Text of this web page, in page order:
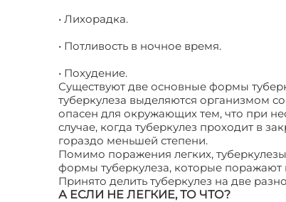
• Лихорадка.
• Потливость в ночное время.
• Похудение.
Существуют две основные формы
туберкулеза выделяются организмом
опасен для окружающих тем, что при
случае, когда туберкулез проходит в
гораздо меньшей степени.
Помимо поражения легких,
формы туберкулеза, которые поражают
Принято делить туберкулез на две
А ЕСЛИ НЕ ЛЕГКИЕ, ТО ЧТО?